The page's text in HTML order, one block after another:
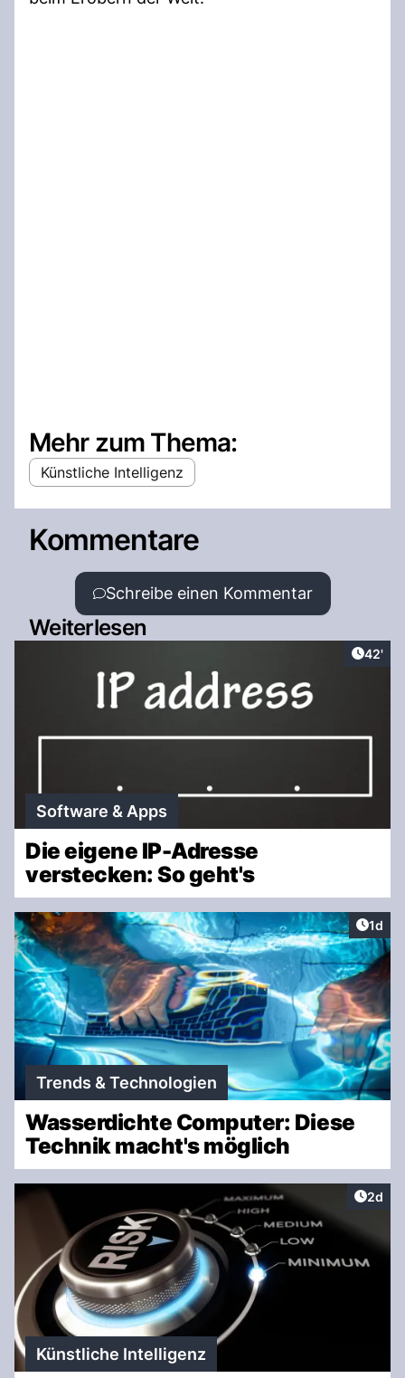
Mehr zum Thema:
Künstliche Intelligenz
Kommentare
Schreibe einen Kommentar
Weiterlesen
42'
Software & Apps
Die eigene IP-Adresse
verstecken: So geht's
1d
Trends & Technologien
Wasserdichte Computer: Diese
Technik macht's möglich
2d
Künstliche Intelligenz